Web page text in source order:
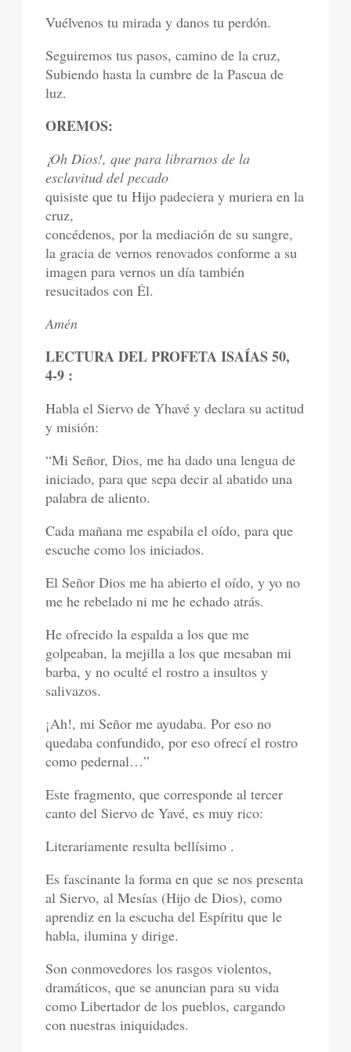
Vuélvenos tu mirada y danos tu perdón.
Seguiremos tus pasos, camino de la cruz,
Subiendo hasta la cumbre de la Pascua de
luz.
OREMOS:
¡Oh Dios!, que para librarnos de la
esclavitud del pecado
quisiste que tu Hijo padeciera y muriera en la
cruz,
concédenos, por la mediación de su sangre,
la gracia de vernos renovados conforme a su
imagen para vernos un día también
resucitados con Él.
Amén
LECTURA DEL PROFETA ISAÍAS 50,
4-9 :
Habla el Siervo de Yhavé y declara su actitud
y misión:
“Mi Señor, Dios, me ha dado una lengua de
iniciado, para que sepa decir al abatido una
palabra de aliento.
Cada mañana me espabila el oído, para que
escuche como los iniciados.
El Señor Dios me ha abierto el oído, y yo no
me he rebelado ni me he echado atrás.
He ofrecido la espalda a los que me
golpeaban, la mejilla a los que mesaban mi
barba, y no oculté el rostro a insultos y
salivazos.
¡Ah!, mi Señor me ayudaba. Por eso no
quedaba confundido, por eso ofrecí el rostro
como pedernal…”
Este fragmento, que corresponde al tercer
canto del Siervo de Yavé, es muy rico:
Literariamente resulta bellísimo .
Es fascinante la forma en que se nos presenta
al Siervo, al Mesías (Hijo de Dios), como
aprendiz en la escucha del Espíritu que le
habla, ilumina y dirige.
Son conmovedores los rasgos violentos,
dramáticos, que se anuncian para su vida
como Libertador de los pueblos, cargando
con nuestras iniquidades.